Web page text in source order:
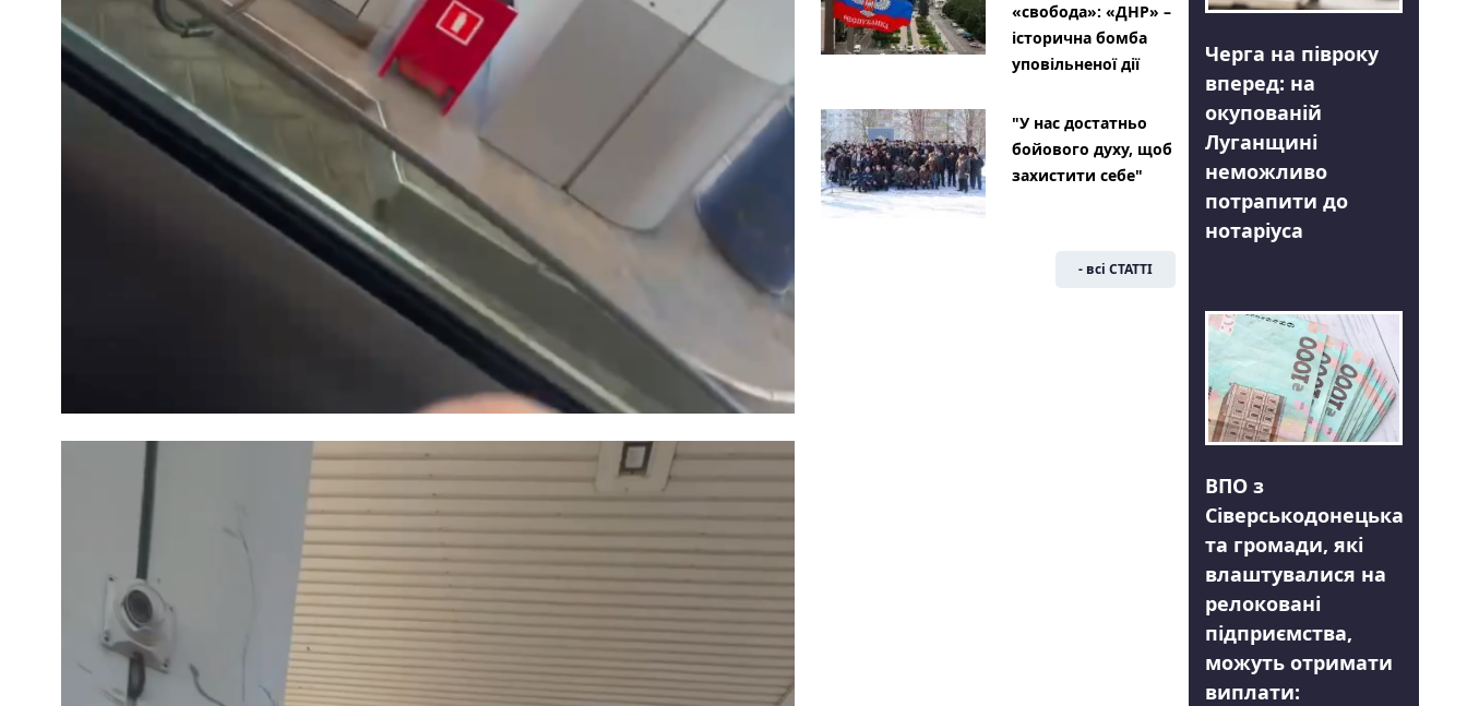
«свобода»: «ДНР» –
історична бомба
уповільненої дії
"У нас достатньо
бойового духу, щоб
захистити себе"
- всі СТАТТІ
Черга на півроку
вперед: на
окупованій
Луганщині
неможливо
потрапити до
нотаріуса
ВПО з
Сіверськодонецька
та громади, які
влаштувалися на
релоковані
підприємства,
можуть отримати
виплати: